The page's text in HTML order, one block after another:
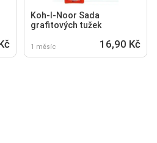
Koh-I-Noor Sada
grafitových tužek
1 měsíc 16,90 Kč